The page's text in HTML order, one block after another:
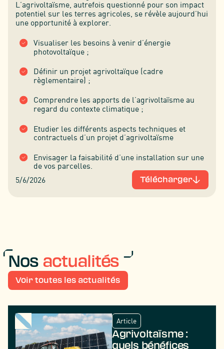
L’agrivoltaïsme, autrefois questionné pour son impact
potentiel sur les terres agricoles, se révèle aujourd’hui
une opportunité à explorer.
Visualiser les besoins à venir d’énergie
photovoltaïque ;
Définir un projet agrivoltaïque (cadre
règlementaire) ;
Comprendre les apports de l’agrivoltaïsme au
regard du contexte climatique ;
Etudier les différents aspects techniques et
contractuels d’un projet d’agrivoltaïsme
Envisager la faisabilité d’une installation sur une
de vos parcelles.
5/6/2026
Télécharger
Nos actualités
Voir toutes les actualités
Article
Agrivoltaïsme :
quels bénéfices